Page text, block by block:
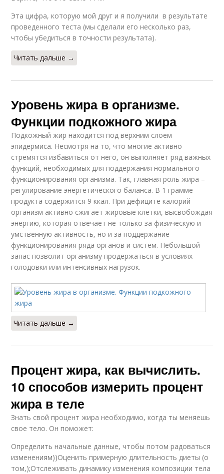
Эта цифра, которую мой друг и я получили в результате
проведенного теста (мы сделали его несколько раз,
чтобы убедиться в точности результата).
Читать дальше →
Уровень жира в организме.
Функции подкожного жира
Подкожный жир находится под верхним слоем
эпидермиса. Несмотря на то, что многие активно
стремятся избавиться от него, он выполняет ряд важных
функций, необходимых для поддержания нормального
функционирования организма. Так, главная роль жира –
регулирование энергетического баланса. В 1 грамме
продукта содержится 9 ккал. При дефиците калорий
организм активно сжигает жировые клетки, высвобождая
энергию, которая отвечает не только за физическую и
умственную активность, но и за поддержание
функционирования ряда органов и систем. Небольшой
запас позволит организму продержаться в условиях
голодовки или интенсивных нагрузок.
Читать дальше →
Процент жира, как вычислить.
10 способов измерить процент
жира в теле
Знать свой процент жира необходимо, когда ты меняешь
свое тело. Он поможет:
Определить начальные данные, чтобы потом радоваться
изменениям))Оценить примерную длительность диеты (о
том,);Отслеживать динамику изменения композиции тела